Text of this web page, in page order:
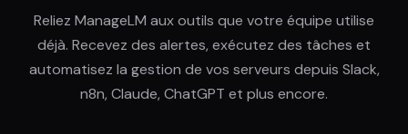
Reliez ManageLM aux outils que votre équipe utilise
déjà. Recevez des alertes, exécutez des tâches et
automatisez la gestion de vos serveurs depuis Slack,
n8n, Claude, ChatGPT et plus encore.